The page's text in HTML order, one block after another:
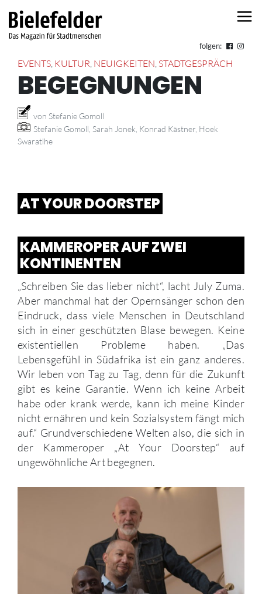
folgen:
EVENTS, KULTUR, NEUIGKEITEN, STADTGESPRÄCH
BEGEGNUNGEN
von Stefanie Gomoll
Stefanie Gomoll, Sarah Jonek, Konrad Kästner, Hoek
Swaratlhe
AT YOUR DOORSTEP
KAMMEROPER AUF ZWEI
KONTINENTEN
„Schreiben Sie das lieber nicht“, lacht July Zuma.
Aber manchmal hat der Opernsänger schon den
Eindruck, dass viele Menschen in Deutschland
sich in einer geschützten Blase bewegen. Keine
existentiellen Probleme haben. „Das
Lebensgefühl in Südafrika ist ein ganz anderes.
Wir leben von Tag zu Tag, denn für die Zukunft
gibt es keine Garantie. Wenn ich keine Arbeit
habe oder krank werde, kann ich meine Kinder
nicht ernähren und kein Sozialsystem fängt mich
auf.“ Grundverschiedene Welten also, die sich in
der Kammeroper „At Your Doorstep“ auf
ungewöhnliche Art begegnen.